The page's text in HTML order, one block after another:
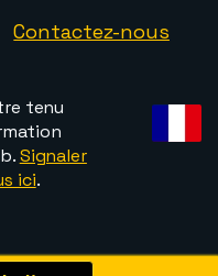
Contactez-nous
tenu
Signaler
ici.